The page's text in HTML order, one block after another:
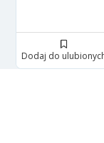
Dodaj do